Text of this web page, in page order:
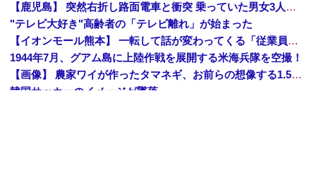
【鹿児島】 突然右折し路面電車と衝突 乗っていた男女3人は車を放置しダッシュで逃走中
"テレビ大好き"高齢者の「テレビ離れ」が始まった
【イオンモール熊本】 一転して話が変わってくる「従業員の避難誘導の証言が複数」イオン側が社内規定に抵触していた疑い
1944年7月、グアム島に上陸作戦を展開する米海兵隊を空撮！
【画像】 農家ワイが作ったタマネギ、お前らの想像する1.5倍はデカいぞ
韓国サッカーのイメージが墜落